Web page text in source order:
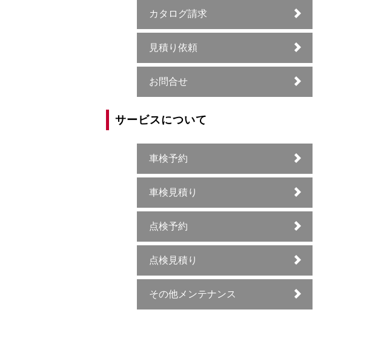
カタログ請求
見積り依頼
お問合せ
サービスについて
車検予約
車検見積り
点検予約
点検見積り
その他メンテナンス